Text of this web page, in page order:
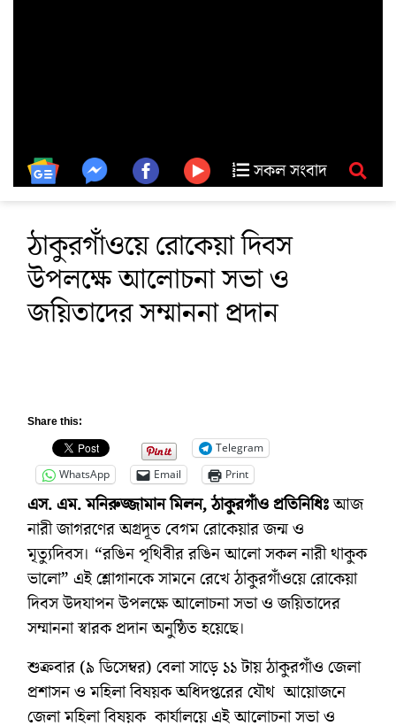
সকল সংবাদ
ঠাকুরগাঁওয়ে রোকেয়া দিবস
উপলক্ষে আলোচনা সভা ও
জয়িতাদের সম্মাননা প্রদান
Share this:
Telegram
WhatsApp
Email Print
এস. এম. মনিরুজ্জামান মিলন, ঠাকুরগাঁও প্রতিনিধিঃআজ
নারী জাগরণের অগ্রদূত বেগম রোকেয়ার জন্ম ও
মৃত্যুদিবস। “রঙিন পৃথিবীর রঙিন আলো সকল নারী থাকুক
ভালো” এই শ্লোগানকে সামনে রেখে ঠাকুরগাঁওয়ে রোকেয়া
দিবস উদযাপন উপলক্ষে আলোচনা সভা ও জয়িতাদের
সম্মাননা স্বারক প্রদান অনুষ্ঠিত হয়েছে।
শুক্রবার (৯ ডিসেম্বর) বেলা সাড়ে ১১ টায় ঠাকুরগাঁও জেলা
প্রশাসন ও মহিলা বিষয়ক অধিদপ্তরের যৌথ আয়োজনে
জেলা মহিলা বিষয়ক কার্যালয়ে এই আলোচনা সভা ও